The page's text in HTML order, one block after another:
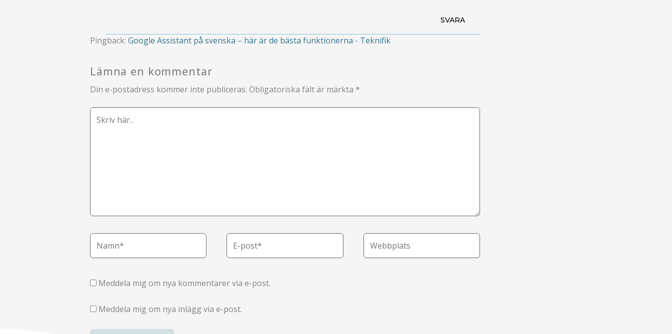
SVARA
Pingback: Google Assistant på svenska – här är de bästa funktionerna - Teknifik
Lämna en kommentar
Din e-postadress kommer inte publiceras. Obligatoriska fält är märkta *
Skriv
här..
Namn*
E-
post*
Webbplats
Meddela mig om nya kommentarer via e-post.
Meddela mig om nya inlägg via e-post.